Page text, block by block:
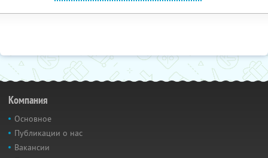
Компания
Основное
Публикации о нас
Вакансии